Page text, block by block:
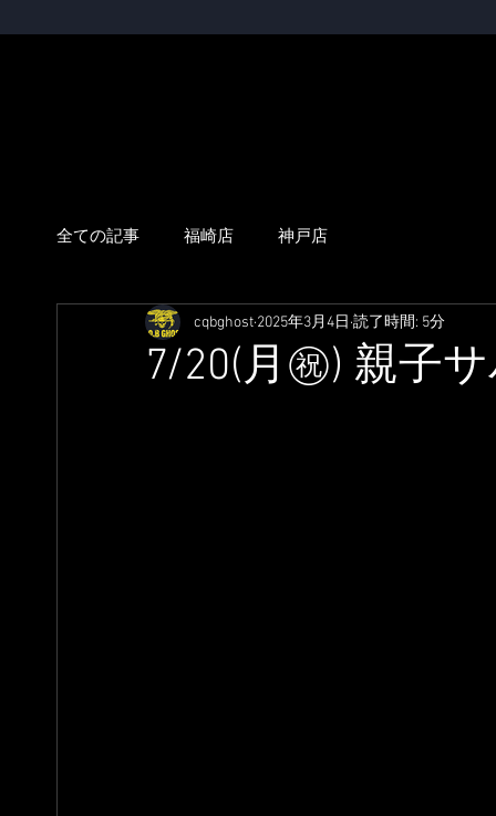
全ての記事 福崎店 神戸店
7/20(月㊗) 親子
cqbghost 2025年3月4日 読了時間: 5分